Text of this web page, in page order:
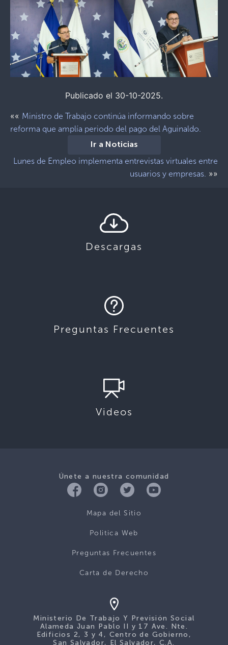
Publicado el 30-10-2025.
«« Ministro de Trabajo continúa informando sobre
reforma que amplía periodo del pago del Aguinaldo.
Ir a Noticias
Lunes de Empleo implementa entrevistas virtuales entre
usuarios y empresas. »»
Descargas
Preguntas Frecuentes
Videos
Únete a nuestra comunidad
Mapa del Sitio
Politica Web
Preguntas Frecuentes
Carta de Derecho
Ministerio De Trabajo Y Previsión Social
Alameda Juan Pablo II y 17 Ave. Nte.
Edificios 2, 3 y 4, Centro de Gobierno,
San Salvador, El Salvador, C.A.